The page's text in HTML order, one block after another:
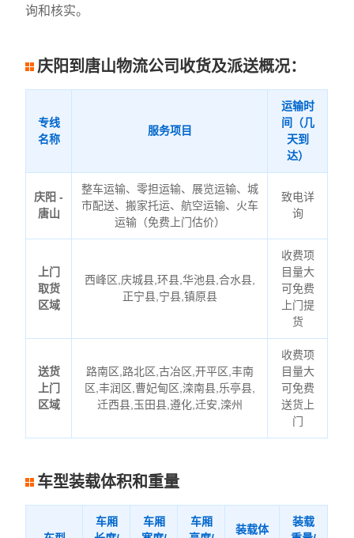
询和核实。
庆阳到唐山物流公司收货及派送概况：
专线
名称
服务项目
运输时
间（几
天到
达）
庆阳 -
唐山
整车运输、零担运输、展览运输、城
市配送、搬家托运、航空运输、火车
运输（免费上门估价）
致电详
询
上门
取货
区域
西峰区,庆城县,环县,华池县,合水县,
正宁县,宁县,镇原县
收费项
目量大
可免费
上门提
货
送货
上门
区域
路南区,路北区,古冶区,开平区,丰南
区,丰润区,曹妃甸区,滦南县,乐亭县,
迁西县,玉田县,遵化,迁安,滦州
收费项
目量大
可免费
送货上
门
车型装载体积和重量
车厢
车厢
车厢
装载体
装载